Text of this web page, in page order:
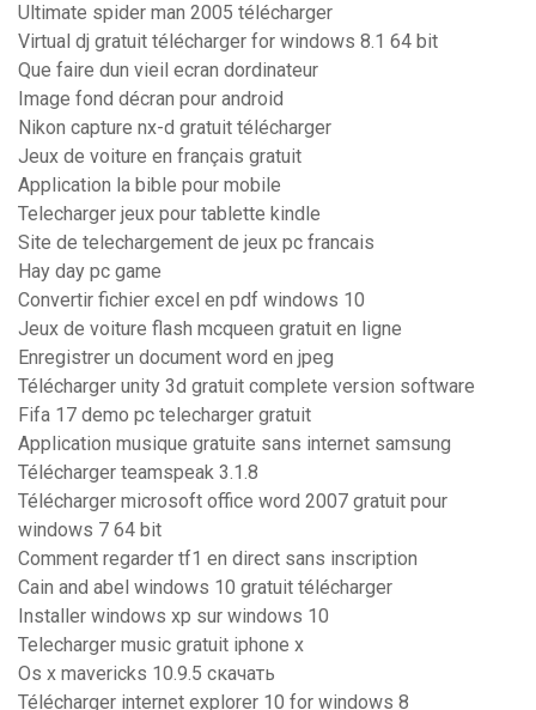
Ultimate spider man 2005 télécharger
Virtual dj gratuit télécharger for windows 8.1 64 bit
Que faire dun vieil ecran dordinateur
Image fond décran pour android
Nikon capture nx-d gratuit télécharger
Jeux de voiture en français gratuit
Application la bible pour mobile
Telecharger jeux pour tablette kindle
Site de telechargement de jeux pc francais
Hay day pc game
Convertir fichier excel en pdf windows 10
Jeux de voiture flash mcqueen gratuit en ligne
Enregistrer un document word en jpeg
Télécharger unity 3d gratuit complete version software
Fifa 17 demo pc telecharger gratuit
Application musique gratuite sans internet samsung
Télécharger teamspeak 3.1.8
Télécharger microsoft office word 2007 gratuit pour
windows 7 64 bit
Comment regarder tf1 en direct sans inscription
Cain and abel windows 10 gratuit télécharger
Installer windows xp sur windows 10
Telecharger music gratuit iphone x
Os x mavericks 10.9.5 скачать
Télécharger internet explorer 10 for windows 8